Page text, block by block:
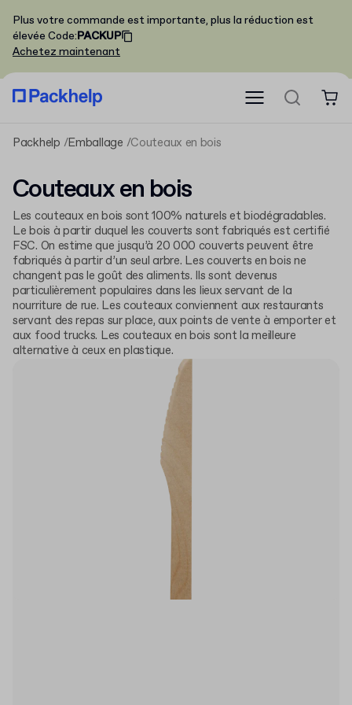
Plus votre commande est importante, plus la réduction est
élevée Code:PACKUP
Achetez maintenant
Packhelp Emballage Couteaux en bois
Couteaux en bois
Les couteaux en bois sont 100% naturels et biodégradables.
Le bois à partir duquel les couverts sont fabriqués est certifié
FSC. On estime que jusqu’à 20 000 couverts peuvent être
fabriqués à partir d’un seul arbre. Les couverts en bois ne
changent pas le goût des aliments. Ils sont devenus
particulièrement populaires dans les lieux servant de la
nourriture de rue. Les couteaux conviennent aux restaurants
servant des repas sur place, aux points de vente à emporter et
aux food trucks. Les couteaux en bois sont la meilleure
alternative à ceux en plastique.